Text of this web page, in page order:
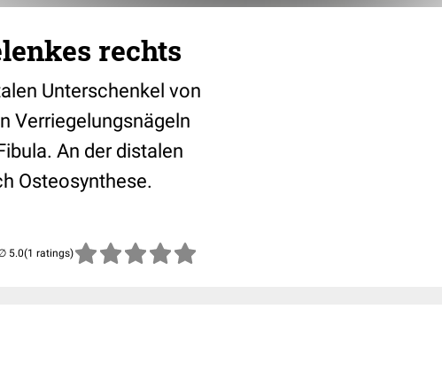
rechts
Unterschenkel von
Verriegelungsnägeln
An der distalen
Osteosynthese.
(1 ratings)